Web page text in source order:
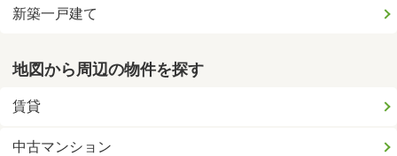
新築一戸建て
地図から周辺の物件を探す
賃貸
中古マンション